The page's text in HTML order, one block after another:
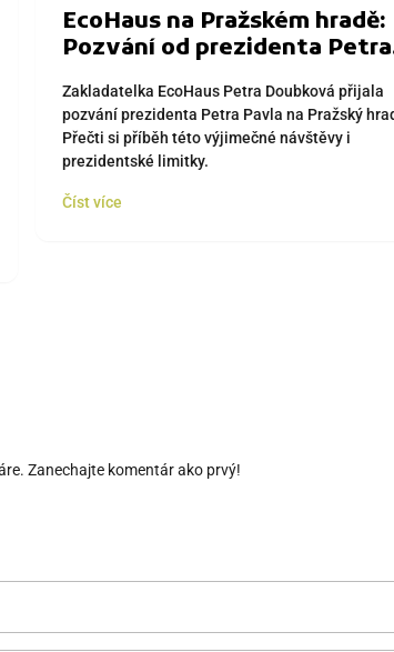
EcoHaus na Pražském hradě:
Pozvání od prezidenta Petra
Zakladatelka EcoHaus Petra Doubková přijala
pozvání prezidenta Petra Pavla na Pražský
Přečti si příběh této výjimečné návštěvy i
prezidentské limitky.
Číst více
Zanechajte komentár ako prvý!